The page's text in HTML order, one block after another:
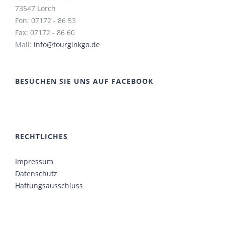
73547 Lorch
Fon: 07172 - 86 53
Fax: 07172 - 86 60
Mail: info@tourginkgo.de
BESUCHEN SIE UNS AUF FACEBOOK
RECHTLICHES
Impressum
Datenschutz
Haftungsausschluss